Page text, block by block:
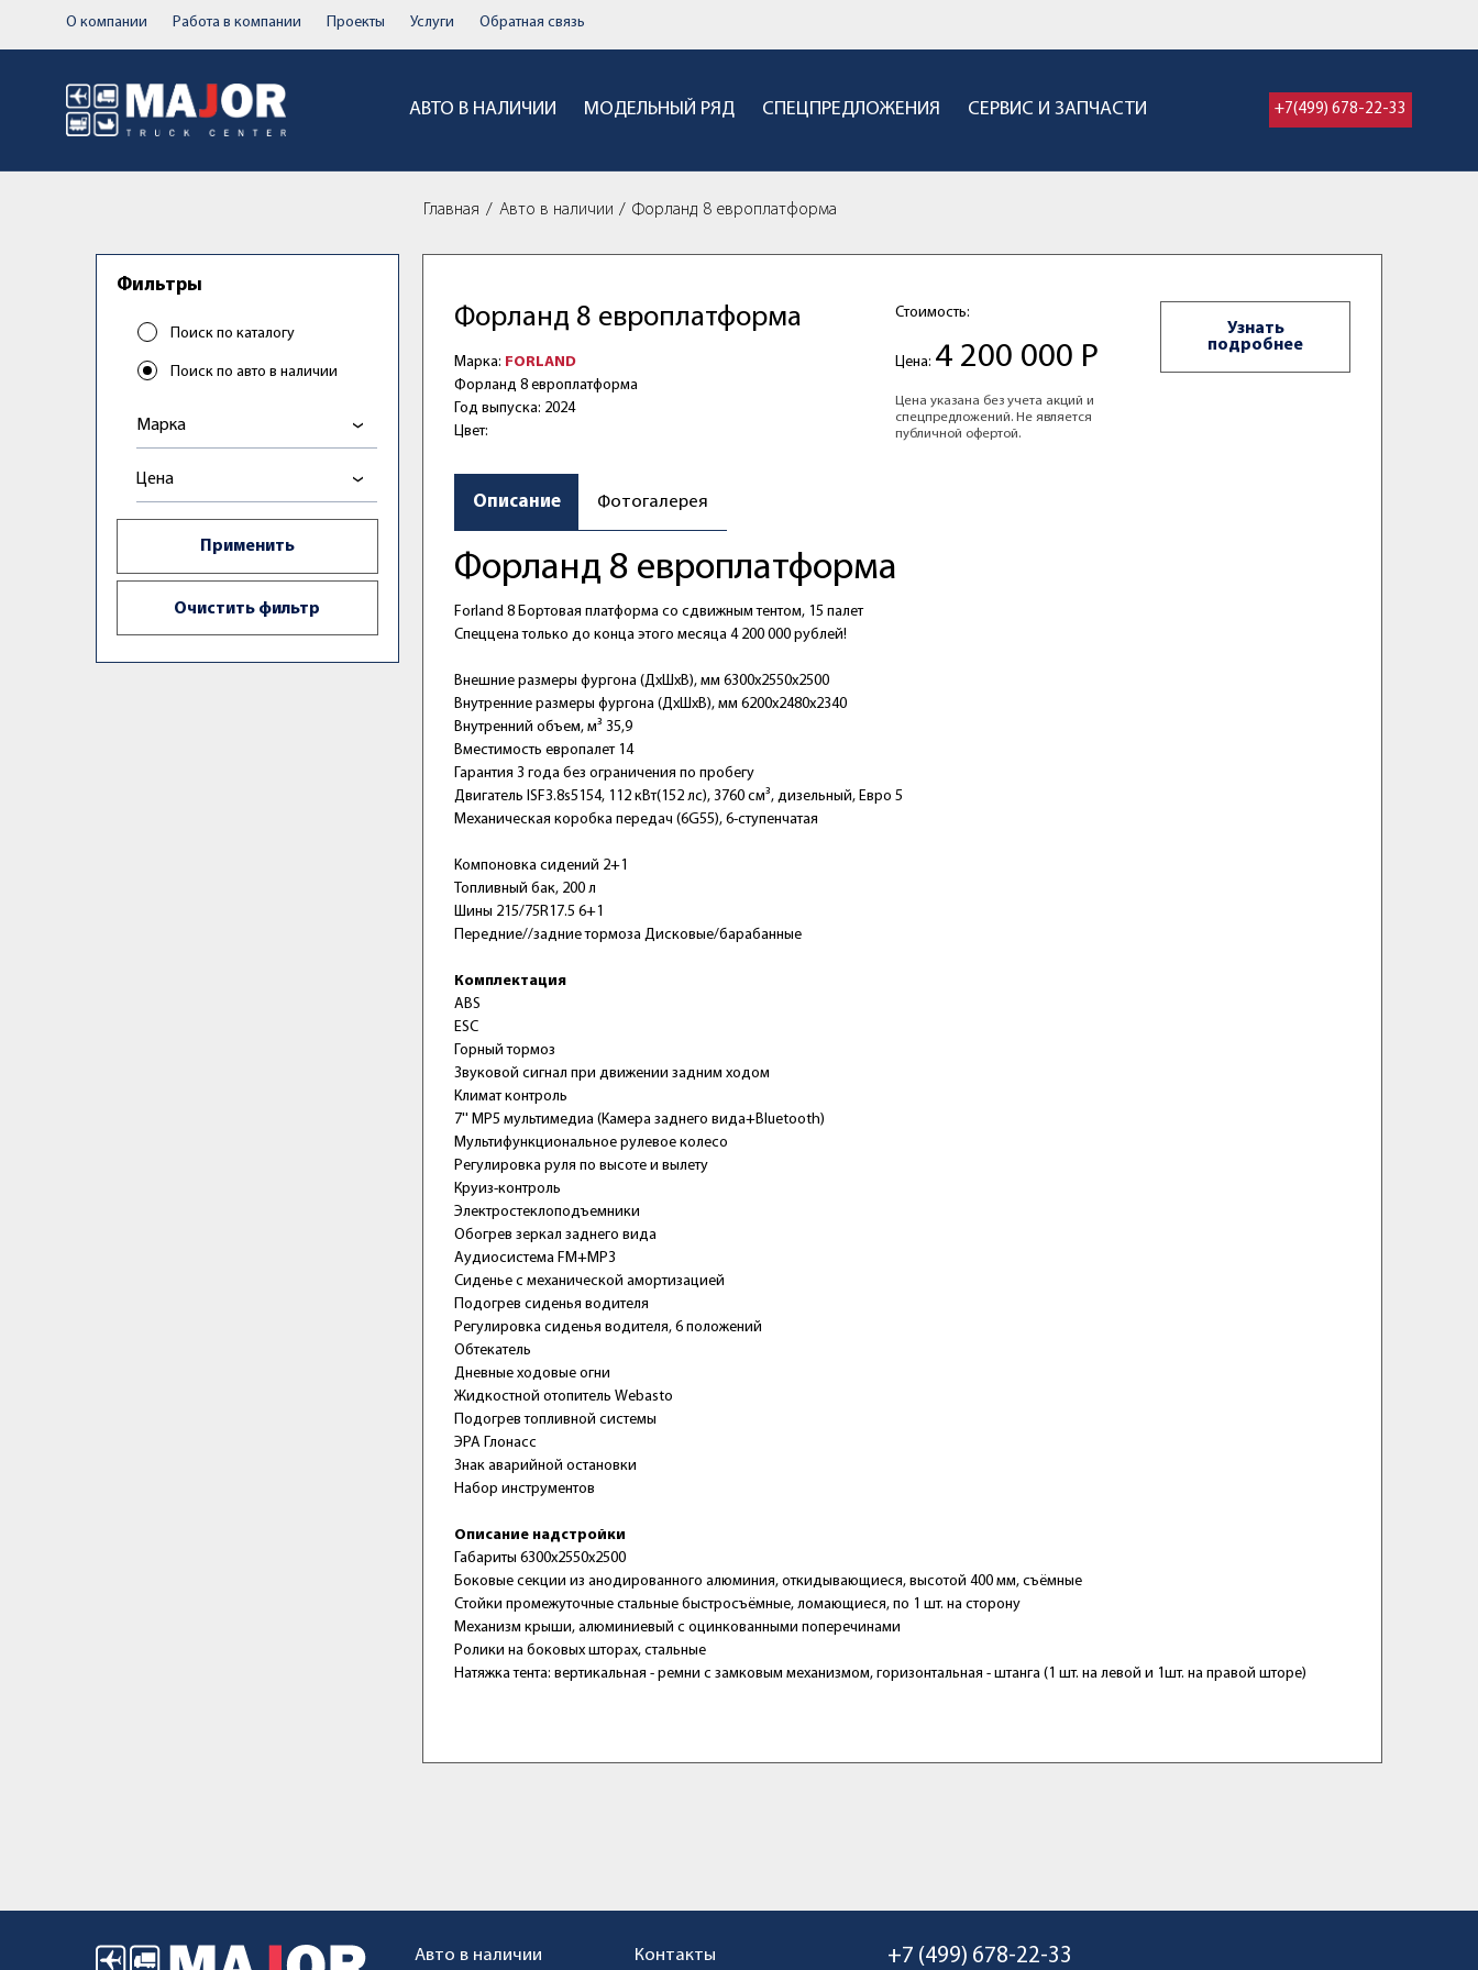
О компании Работа в компании Проекты Услуги Обратная связь
АВТО В НАЛИЧИИ МОДЕЛЬНЫЙ РЯД СПЕЦПРЕДЛОЖЕНИЯ СЕРВИС И ЗАПЧАСТИ +7(499) 678-22-33
Главная Авто в наличии Форланд 8 европлатформа
Фильтры
Поиск по каталогу
Поиск по авто в наличии
Марка
Цена
Форланд 8 европлатформа
Марка: FORLAND
Форланд 8 европлатформа
Год выпуска: 2024
Цвет:
Стоимость:
Цена: 4 200 000 Р
Цена указана без учета акций и
спецпредложений. Не является
публичной офертой.
Узнать
подробнее
Описание Фотогалерея
Форланд 8 европлатформа
Forland 8 Бортовая платформа со сдвижным тентом, 15 палет
Спеццена только до конца этого месяца 4 200 000 рублей!
Внешние размеры фургона (ДхШхВ), мм 6300х2550х2500
Внутренние размеры фургона (ДхШхВ), мм 6200х2480х2340
Внутренний объем, м³ 35,9
Вместимость европалет 14
Гарантия 3 года без ограничения по пробегу
Двигатель ISF3.8s5154, 112 кВт(152 лс), 3760 см³, дизельный, Евро 5
Механическая коробка передач (6G55), 6-ступенчатая
Компоновка сидений 2+1
Топливный бак, 200 л
Шины 215/75R17.5 6+1
Передние//задние тормоза Дисковые/барабанные
Комплектация
ABS
ESC
Горный тормоз
Звуковой сигнал при движении задним ходом
Климат контроль
7'' MP5 мультимедиа (Камера заднего вида+Bluetooth)
Мультифункциональное рулевое колесо
Регулировка руля по высоте и вылету
Круиз-контроль
Электростеклоподъемники
Обогрев зеркал заднего вида
Аудиосистема FM+MP3
Сиденье с механической амортизацией
Подогрев сиденья водителя
Регулировка сиденья водителя, 6 положений
Обтекатель
Дневные ходовые огни
Жидкостной отопитель Webasto
Подогрев топливной системы
ЭРА Глонасс
Знак аварийной остановки
Набор инструментов
Описание надстройки
Габариты 6300х2550х2500
Боковые секции из анодированного алюминия, откидывающиеся, высотой 400 мм, съёмные
Стойки промежуточные стальные быстросъёмные, ломающиеся, по 1 шт. на сторону
Механизм крыши, алюминиевый с оцинкованными поперечинами
Ролики на боковых шторах, стальные
Натяжка тента: вертикальная - ремни с замковым механизмом, горизонтальная - штанга (1 шт. на левой и 1шт. на правой шторе)
Авто в наличии Контакты +7 (499) 678-22-33